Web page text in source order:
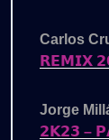
Carlos
𝗥𝗘𝗠𝗜𝗫
Jorge
𝟮𝗞𝟮𝟯 –